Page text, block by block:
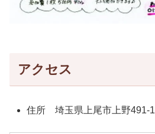
アクセス
住所 埼玉県上尾市上野491-1